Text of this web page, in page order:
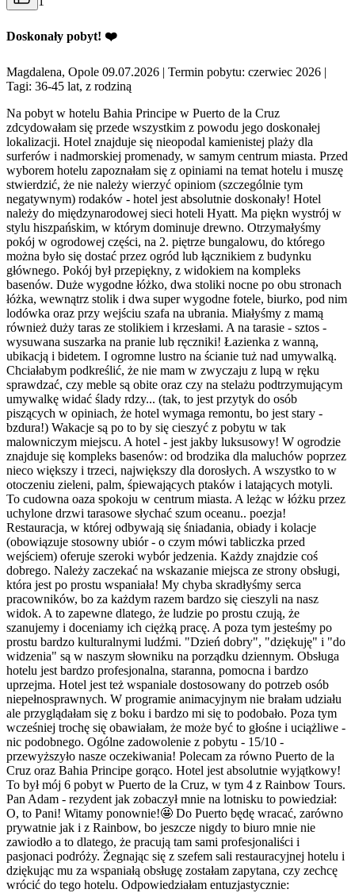
Doskonały pobyt! ❤️
Magdalena, Opole 09.07.2026 | Termin pobytu: czerwiec 2026 |
Tagi: 36-45 lat, z rodziną
Na pobyt w hotelu Bahia Principe w Puerto de la Cruz
zdcydowałam się przede wszystkim z powodu jego doskonałej
lokalizacji. Hotel znajduje się nieopodal kamienistej plaży dla
surferów i nadmorskiej promenady, w samym centrum miasta. Przed
wyborem hotelu zapoznałam się z opiniami na temat hotelu i muszę
stwierdzić, że nie należy wierzyć opiniom (szczególnie tym
negatywnym) rodaków - hotel jest absolutnie doskonały! Hotel
należy do międzynarodowej sieci hoteli Hyatt. Ma piękn wystrój w
stylu hiszpańskim, w którym dominuje drewno. Otrzymałyśmy
pokój w ogrodowej części, na 2. piętrze bungalowu, do którego
można było się dostać przez ogród lub łącznikiem z budynku
głównego. Pokój był przepiękny, z widokiem na kompleks
basenów. Duże wygodne łóżko, dwa stoliki nocne po obu stronach
łóżka, wewnątrz stolik i dwa super wygodne fotele, biurko, pod nim
lodówka oraz przy wejściu szafa na ubrania. Miałyśmy z mamą
również duży taras ze stolikiem i krzesłami. A na tarasie - sztos -
wysuwana suszarka na pranie lub ręczniki! Łazienka z wanną,
ubikacją i bidetem. I ogromne lustro na ścianie tuż nad umywalką.
Chciałabym podkreślić, że nie mam w zwyczaju z lupą w ręku
sprawdzać, czy meble są obite oraz czy na stelażu podtrzymującym
umywalkę widać ślady rdzy... (tak, to jest przytyk do osób
piszących w opiniach, że hotel wymaga remontu, bo jest stary -
bzdura!) Wakacje są po to by się cieszyć z pobytu w tak
malowniczym miejscu. A hotel - jest jakby luksusowy! W ogrodzie
znajduje się kompleks basenów: od brodzika dla maluchów poprzez
nieco większy i trzeci, największy dla dorosłych. A wszystko to w
otoczeniu zieleni, palm, śpiewających ptaków i latających motyli.
To cudowna oaza spokoju w centrum miasta. A leżąc w łóżku przez
uchylone drzwi tarasowe słychać szum oceanu.. poezja!
Restauracja, w której odbywają się śniadania, obiady i kolacje
(obowiązuje stosowny ubiór - o czym mówi tabliczka przed
wejściem) oferuje szeroki wybór jedzenia. Każdy znajdzie coś
dobrego. Należy zaczekać na wskazanie miejsca ze strony obsługi,
która jest po prostu wspaniała! My chyba skradłyśmy serca
pracowników, bo za każdym razem bardzo się cieszyli na nasz
widok. A to zapewne dlatego, że ludzie po prostu czują, że
szanujemy i doceniamy ich ciężką pracę. A poza tym jesteśmy po
prostu bardzo kulturalnymi ludźmi. "Dzień dobry", "dziękuję" i "do
widzenia" są w naszym słowniku na porządku dziennym. Obsługa
hotelu jest bardzo profesjonalna, staranna, pomocna i bardzo
uprzejma. Hotel jest też wspaniale dostosowany do potrzeb osób
niepełnosprawnych. W programie animacyjnym nie brałam udziału
ale przyglądałam się z boku i bardzo mi się to podobało. Poza tym
wcześniej trochę się obawiałam, że może być to głośne i uciążliwe -
nic podobnego. Ogólne zadowolenie z pobytu - 15/10 -
przewyższyło nasze oczekiwania! Polecam za równo Puerto de la
Cruz oraz Bahia Principe gorąco. Hotel jest absolutnie wyjątkowy!
To był mój 6 pobyt w Puerto de la Cruz, w tym 4 z Rainbow Tours.
Pan Adam - rezydent jak zobaczył mnie na lotnisku to powiedział:
O, to Pani! Witamy ponownie!🤩 Do Puerto będę wracać, zarówno
prywatnie jak i z Rainbow, bo jeszcze nigdy to biuro mnie nie
zawiodło a to dlatego, że pracują tam sami profesjonaliści i
pasjonaci podróży. Żegnając się z szefem sali restauracyjnej hotelu i
dziękując mu za wspaniałą obsługę zostałam zapytana, czy zechcę
wrócić do tego hotelu. Odpowiedziałam entuzjastycznie: